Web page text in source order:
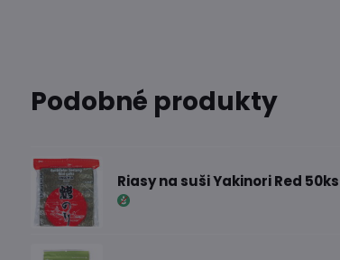
Podobné produkty
Riasy na suši Yakinori Red 50ks